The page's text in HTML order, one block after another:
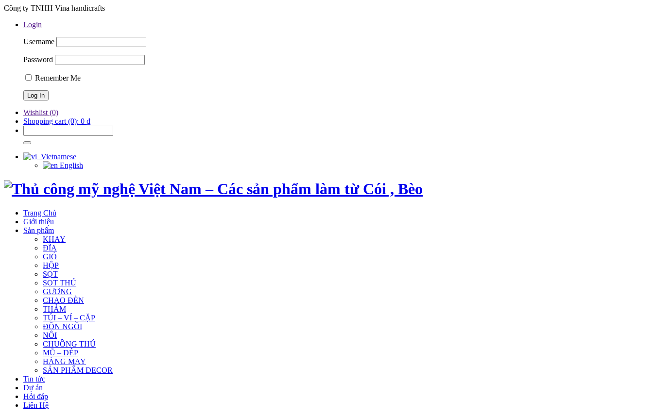
Công ty TNHH Vina handicrafts
Login
Username
Password
Remember Me
Wishlist (0)
Shopping cart (0): 0 ₫
Vietnamese
English
Trang Chủ
Giới thiệu
Sản phẩm
KHAY
ĐĨA
GIỎ
HỘP
SỌT
SỌT THÚ
GƯƠNG
CHAO ĐÈN
THẢM
TÚI – VÍ – CẶP
ĐÔN NGỒI
NÔI
CHUỒNG THÚ
MŨ – DÉP
HÀNG MAY
SẢN PHẨM DECOR
Tin tức
Dự án
Hỏi đáp
Liên Hệ